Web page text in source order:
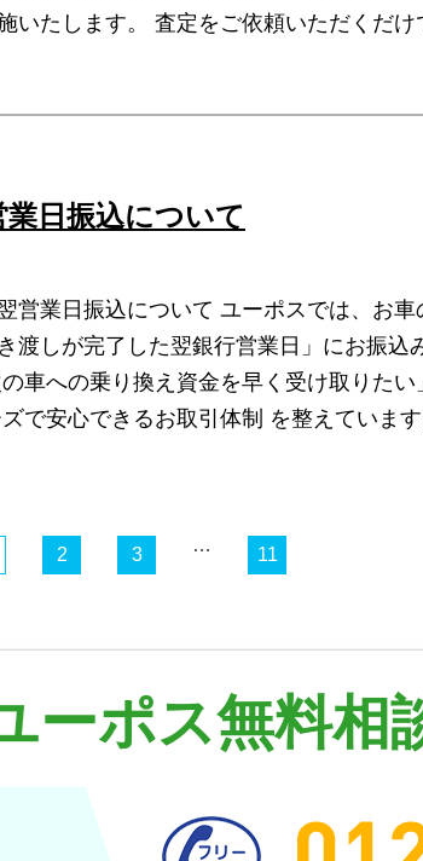
いたします。 査定をご依頼いただくだ
日振込について
営業日振込について ユーポスでは、お
渡しが完了した翌銀行営業日」にお振込
車への乗り換え資金を早く受け取りたい
で安心できるお取引体制 を整えていま
2 3 … 11
ーポス無料相